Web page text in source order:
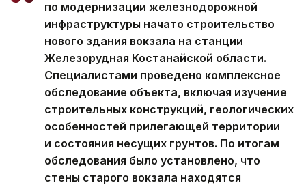
по модернизации железнодорожной
инфраструктуры начато строительство
нового здания вокзала на станции
Железорудная Костанайской области.
Специалистами проведено комплексное
обследование объекта, включая изучение
строительных конструкций, геологических
особенностей прилегающей территории
и состояния несущих грунтов. По итогам
обследования было установлено, что
стены старого вокзала находятся